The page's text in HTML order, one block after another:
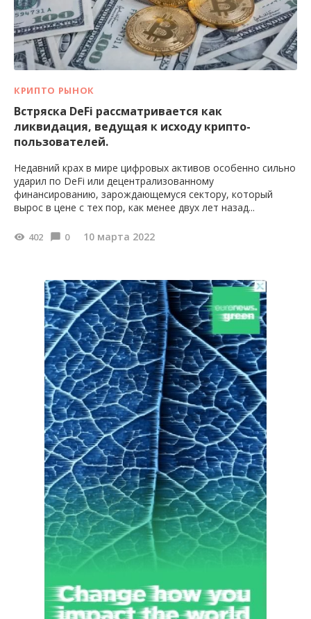
КРИПТО РЫНОК
Встряска DeFi рассматривается как
ликвидация, ведущая к исходу крипто-
пользователей.
Недавний крах в мире цифровых активов особенно сильно
ударил по DeFi или децентрализованному
финансированию, зарождающемуся сектору, который
вырос в цене с тех пор, как менее двух лет назад...
402 0 10 марта 2022